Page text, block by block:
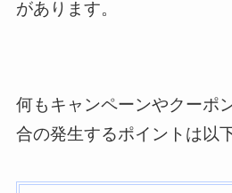
があります。
何もキャンペーンやクーポ
合の発生するポイントは以